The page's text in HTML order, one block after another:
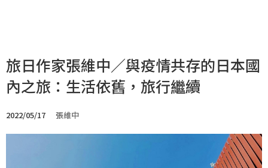
旅日作家張維中／與疫情共存的日本國
內之旅：生活依舊，旅行繼續
2022/05/17 張維中